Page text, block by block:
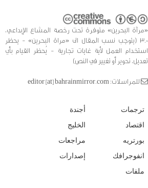
«مرآة البحرين» متوفرة تحت رخصة المشاع الإبداعي،
3.0 (يتوجب نسب المقال الى «مراة البحرين» - يحظر
استخدام العمل لأية غايات تجارية - يُحظر القيام بأي
تعديل، تحوير أو تغيير في النص)
للمراسلات: editor [at] bahrainmirror.com
ترجمات
اقتصاد
بورتريه
انفوجرافك
ملفات
أجندة
الخليج
مراجعات
إصدارات